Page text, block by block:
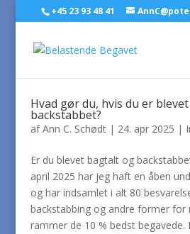
+45 23 93 48 41
Hvad gør du, hvis du er
backstabbet?
afAnn C. Schødt| 24. apr 2025 |
Er du blevet bagtalt og
april 2025 har jeg haft en åben
og har indsamlet i alt 80
backstabbing og andre former
rammer de 10 % bedst